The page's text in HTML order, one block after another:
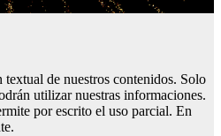
de nuestros contenidos. Solo
utilizar nuestras informaciones.
por escrito el uso parcial. En